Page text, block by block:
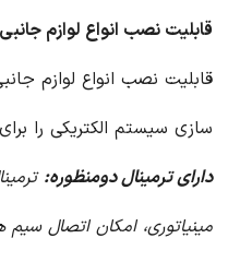
قابلیت نصب انواع لوازم
قابلیت نصب انواع لوازم
سازی سیستم الکتریکی را
دارای ترمینال دومنظوره:
مینیاتوری، امکان اتصال